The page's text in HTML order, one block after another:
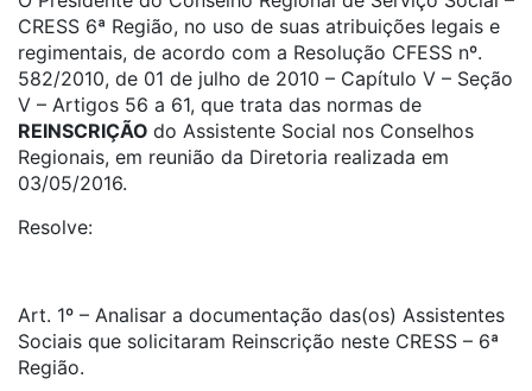
CRESS 6ª Região, no uso de suas atribuições legais e
regimentais, de acordo com a Resolução CFESS nº.
582/2010, de 01 de julho de 2010 – Capítulo V – Seção
V – Artigos 56 a 61, que trata das normas de
REINSCRIÇÃO do Assistente Social nos Conselhos
Regionais, em reunião da Diretoria realizada em
03/05/2016.
Resolve:
Art. 1º – Analisar a documentação das(os) Assistentes
Sociais que solicitaram Reinscrição neste CRESS – 6ª
Região.